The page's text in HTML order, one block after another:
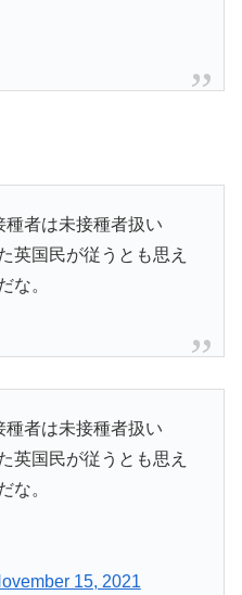
者は未接種者扱い
英国民が従うとも思え
な。
者は未接種者扱い
英国民が従うとも思え
な。
15, 2021